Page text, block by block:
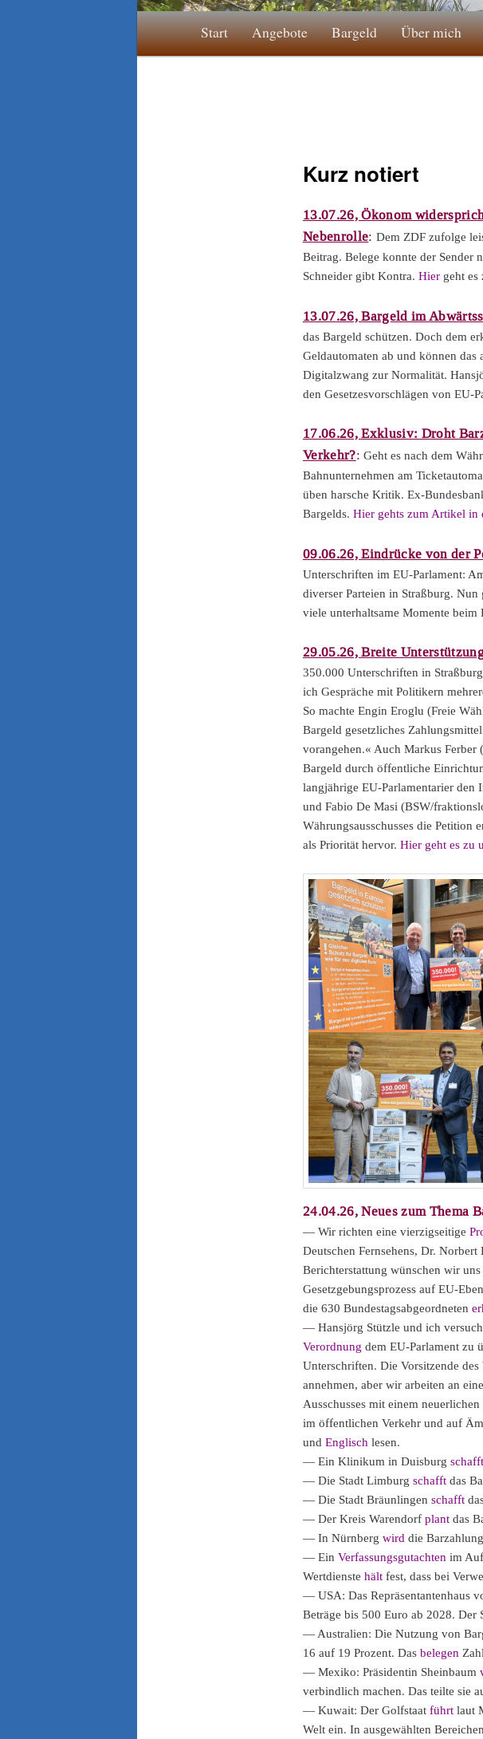
Hauptmenü
Start Angebote Bargeld Über mich
Kurz notiert
13.07.26, Ökonom
Nebenrolle: Dem ZDF zufolge
Beitrag. Belege konnte der Sender
Schneider gibt Kontra. Hiergeht es
13.07.26, Bargeld im
das Bargeld schützen. Doch dem
Geldautomaten ab und können
Digitalzwang zur Normalität.
den Gesetzesvorschlägen von EU-
17.06.26, Exklusiv: Droht
Verkehr?: Geht es nach dem
Bahnunternehmen am
üben harsche Kritik. Ex-
Bargelds. Hier gehts zum Artikel in
09.06.26, Eindrücke von der
Unterschriften im EU-Parlament:
diverser Parteien in Straßburg. Nun
viele unterhaltsame Momente beim
29.05.26, Breite
350.000 Unterschriften in
ich Gespräche mit Politikern
So machte Engin Eroglu (Freie
Bargeld gesetzliches
vorangehen.« Auch Markus
Bargeld durch öffentliche
langjährige EU-Parlamentarier
und Fabio De Masi (BSW/
Währungsausschusses die Petition
als Priorität hervor. Hier geht es zu
24.04.26, Neues zum Thema
— Wir richten eine vierzigseitige
Deutschen Fernsehens, Dr.
Berichterstattung wünschen wir
Gesetzgebungsprozess auf EU-
die 630 Bundestagsabgeordneten
— Hansjörg Stützle und ich
Verordnung dem EU-Parlament zu
Unterschriften. Die Vorsitzende
annehmen, aber wir arbeiten an
Ausschusses mit einem
im öffentlichen Verkehr und auf
und Englischlesen.
— Ein Klinikum in Duisburg schafft
— Die Stadt Limburg schafftdas
— Die Stadt Bräunlingen schafft
— Der Kreis Warendorf plantdas
— In Nürnberg wirddie
— Ein Verfassungsgutachtenim
Wertdienste hältfest, dass bei
— USA: Das Repräsentantenhaus
Beträge bis 500 Euro ab 2028. Der
— Australien: Die Nutzung von
16 auf 19 Prozent. Das belegen
— Mexiko: Präsidentin Sheinbaum
verbindlich machen. Das teilte sie
— Kuwait: Der Golfstaat führtlaut
Welt ein. In ausgewählten